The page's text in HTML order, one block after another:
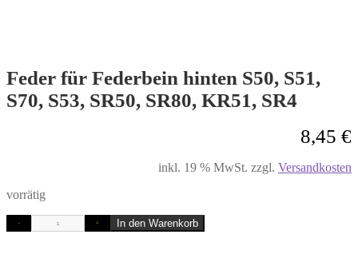
Feder für Federbein hinten S50, S51,
S70, S53, SR50, SR80, KR51, SR4
8,45 €
inkl. 19 % MwSt. zzgl. Versandkosten
vorrätig
- + In den Warenkorb